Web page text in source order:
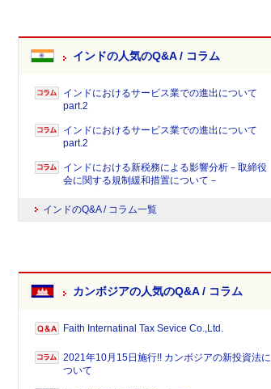
インドの人気のQ&A / コラム
インドにおけるサービス業での進出について
part.2
インドにおけるサービス業での進出について
part.2
インドにおける新税務による影響分析－取締役
会に関する規制緩和措置について－
インドのQ&A / コラム一覧
カンボジアの人気のQ&A / コラム
Faith Internatinal Tax Sevice Co.,Ltd.
2021年10月15日施行!! カンボジアの新投資法に
ついて